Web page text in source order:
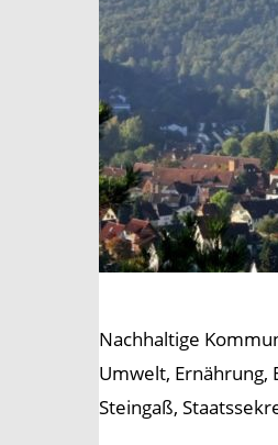
Nachhaltige
Umwelt, Ernährung,
Steingaß,